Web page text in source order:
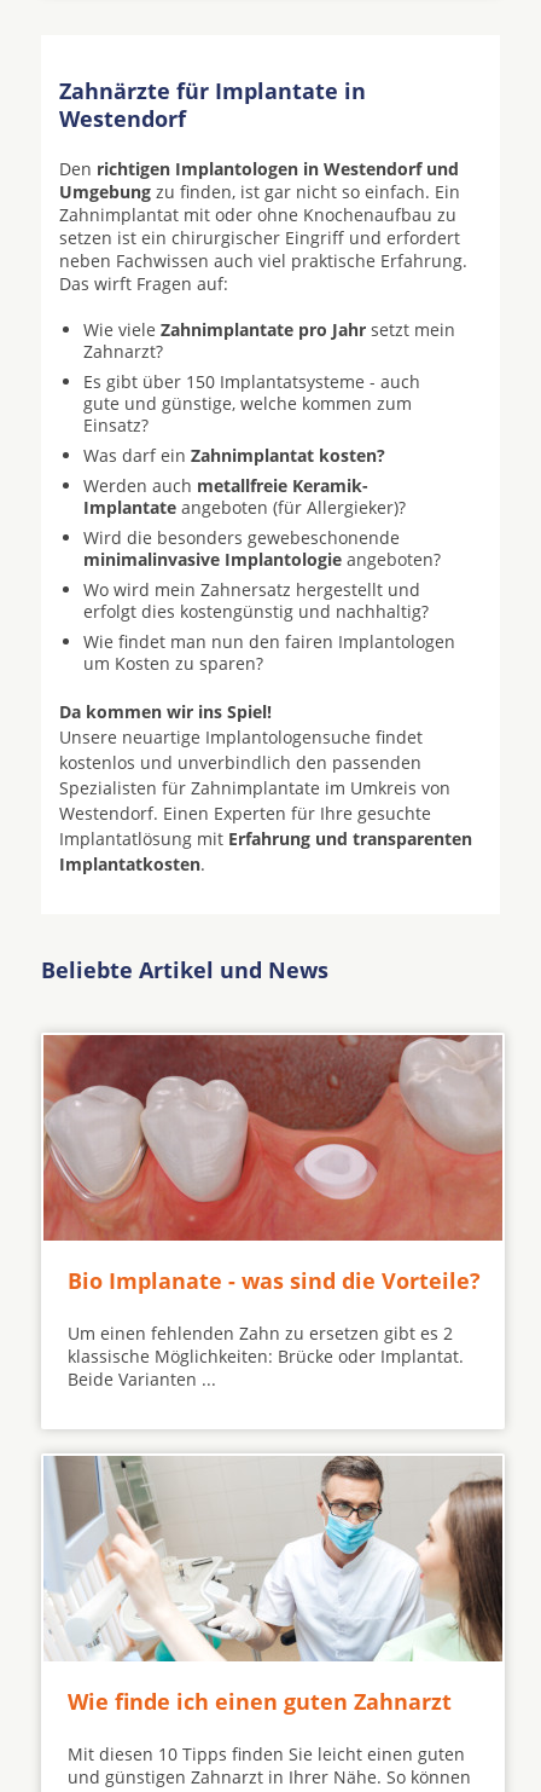
Zahnärzte für Implantate in
Westendorf
Den richtigen Implantologen in Westendorf und
Umgebung zu finden, ist gar nicht so einfach. Ein
Zahnimplantat mit oder ohne Knochenaufbau zu
setzen ist ein chirurgischer Eingriff und erfordert
neben Fachwissen auch viel praktische Erfahrung.
Das wirft Fragen auf:
Wie viele Zahnimplantate pro Jahr setzt mein
Zahnarzt?
Es gibt über 150 Implantatsysteme - auch
gute und günstige, welche kommen zum
Einsatz?
Was darf ein Zahnimplantat kosten?
Werden auch metallfreie Keramik-
Implantate angeboten (für Allergieker)?
Wird die besonders gewebeschonende
minimalinvasive Implantologie angeboten?
Wo wird mein Zahnersatz hergestellt und
erfolgt dies kostengünstig und nachhaltig?
Wie findet man nun den fairen Implantologen
um Kosten zu sparen?
Da kommen wir ins Spiel!
Unsere neuartige Implantologensuche findet
kostenlos und unverbindlich den passenden
Spezialisten für Zahnimplantate im Umkreis von
Westendorf. Einen Experten für Ihre gesuchte
Implantatlösung mit Erfahrung und transparenten
Implantatkosten.
Beliebte Artikel und News
Bio Implanate - was sind die Vorteile?
Um einen fehlenden Zahn zu ersetzen gibt es 2
klassische Möglichkeiten: Brücke oder Implantat.
Beide Varianten ...
Wie finde ich einen guten Zahnarzt
Mit diesen 10 Tipps finden Sie leicht einen guten
und günstigen Zahnarzt in Ihrer Nähe. So können